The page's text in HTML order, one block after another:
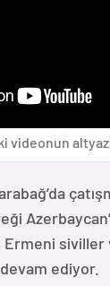
videonun
siviller
ediyor.